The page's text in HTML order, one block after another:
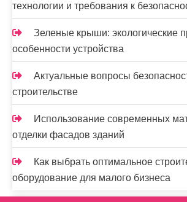
технологии и требования к
Зеленые крыши: экологические
особенности устройства
Актуальные вопросы
строительстве
Использование современных
отделки фасадов зданий
Как выбрать оптимальное
оборудование для малого бизнеса